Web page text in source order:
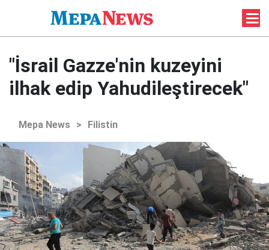
"İsrail Gazze'nin kuzeyini
ilhak edip Yahudileştirecek"
Mepa News > Filistin